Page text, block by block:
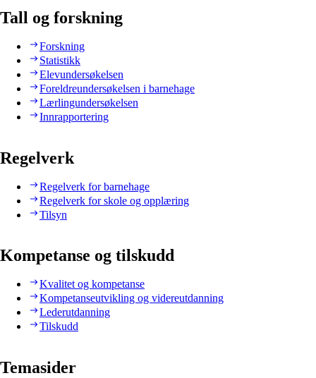
Tall og forskning
Forskning
Statistikk
Elevundersøkelsen
Foreldreundersøkelsen i barnehage
Lærlingundersøkelsen
Innrapportering
Regelverk
Regelverk for barnehage
Regelverk for skole og opplæring
Tilsyn
Kompetanse og tilskudd
Kvalitet og kompetanse
Kompetanseutvikling og videreutdanning
Lederutdanning
Tilskudd
Temasider